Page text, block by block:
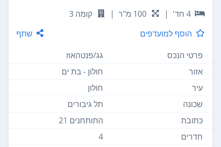
4 חד'
| 100 מ"ר |
קומה 3
הוסף למועדפים
שתף
פרטי הנכס
גג/פנטהאוז
אזור
חולון - בת ים
עיר
חולון
שכונה
תל גיבורים
כתובת
התותחנים 21
חדרים
4